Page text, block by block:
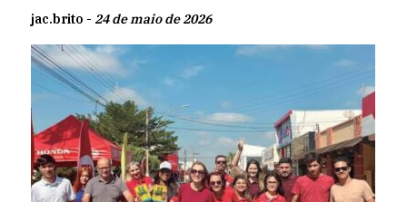
jac.brito - 24 de maio de 2026